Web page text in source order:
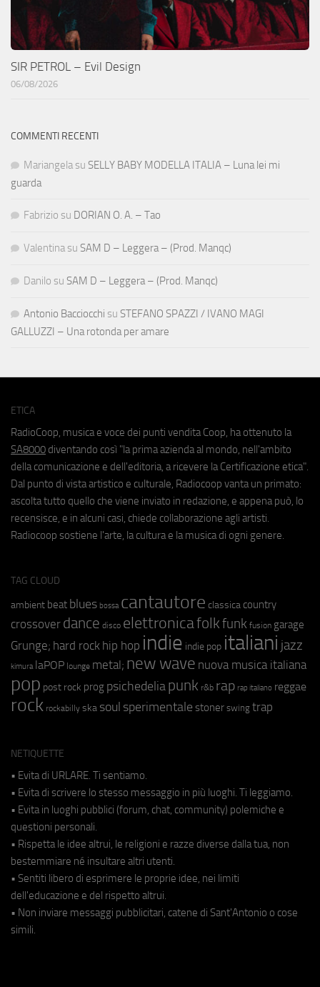
SIR PETROL – Evil Design
06/08/2026
COMMENTI RECENTI
Mariangela su SELLY BABY MODELLA ITALIA – Luna lei mi
guarda
Fabrizio su DORIAN O. A. – Tao
Valentina su SAM D – Leggera – (Prod. Manqc)
Danilo su SAM D – Leggera – (Prod. Manqc)
Antonio Bacciocchi su STEFANO SPAZZI / IVANO MAGI
GALLUZZI – Una rotonda per amare
ETICA
RadioCoop, musica e voce dei punti vendita Coop, ha ottenuto la
SA8000 diventando così "la prima azienda al mondo, nell'ambito
della comunicazione e dell'editoria, a ricevere la Certificazione etica".
Dal punto di vista artistico e culturale, Radiocoop vanta un primato:
ascolta tutto quello che viene inviato in redazione, e appena può, lo
recensisce, e in alcuni casi, chiede collaborazione agli artisti.
Radiocoop sostiene l'arte, la cultura e la musica di ogni genere.
TAG CLOUD
ambient beat blues bossa cantautore classica country
crossover dance disco elettronicafolkfunk fusion garage
Grunge; hard rock hip hop indie indie pop italiani jazz
kimura laPOP lounge metal; new wave nuova musica italiana
pop post rock prog psichedeliapunk r&b rap rap italiano reggae
rock rockabilly ska soul sperimentale stoner swing trap
NETIQUETTE
• Evita di URLARE. Ti sentiamo.
• Evita di scrivere lo stesso messaggio in più luoghi. Ti leggiamo.
• Evita in luoghi pubblici (forum, chat, community) polemiche e
questioni personali.
• Rispetta le idee altrui, le religioni e razze diverse dalla tua, non
bestemmiare né insultare altri utenti.
• Sentiti libero di esprimere le proprie idee, nei limiti
dell'educazione e del rispetto altrui.
• Non inviare messaggi pubblicitari, catene di Sant'Antonio o cose
simili.